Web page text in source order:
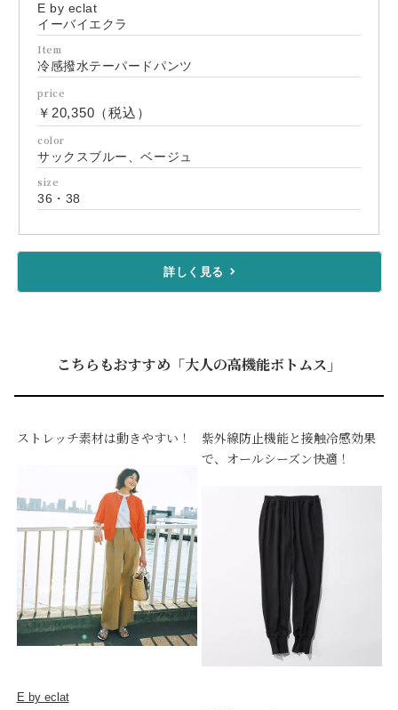
E by eclat
イーバイエクラ
Item
冷感撥水テーパードパンツ
price
￥20,350（税込）
color
サックスブルー、ベージュ
size
36・38
詳しく見る
こちらもおすすめ「大人の高機能ボトムス」
ストレッチ素材は動きやすい！
E by eclat
紫外線防止機能と接触冷感効果
で、オールシーズン快適！